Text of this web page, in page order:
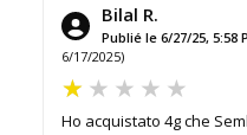
Bilal R.
Publié le 6/27/25, 5:58
6/17/2025)
Ho acquistato 4g che